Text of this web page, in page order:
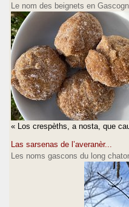
Le nom des beignets en
« Los crespèths, a nosta, que
Las sarsenas de l’averanèr...
Les noms gascons du long